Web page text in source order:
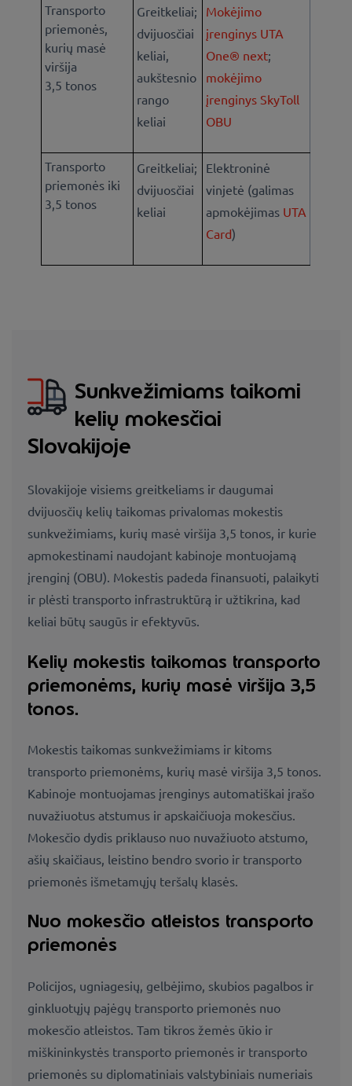
Transporto
priemonės,
kurių masė
viršija
3,5 tonos
Greitkeliai;
dvijuosčiai
keliai,
aukštesnio
rango
keliai
Mokėjimo
įrenginys UTA
One® next;
mokėjimo
įrenginys SkyToll
OBU
Transporto
priemonės iki
3,5 tonos
Greitkeliai;
dvijuosčiai
keliai
Elektroninė
vinjetė (galimas
apmokėjimas UTA
Card)
Sunkvežimiams taikomi
kelių mokesčiai
Slovakijoje
Slovakijoje visiems greitkeliams ir daugumai
dvijuosčių kelių taikomas privalomas mokestis
sunkvežimiams, kurių masė viršija 3,5 tonos, ir kurie
apmokestinami naudojant kabinoje montuojamą
įrenginį (OBU). Mokestis padeda finansuoti, palaikyti
ir plėsti transporto infrastruktūrą ir užtikrina, kad
keliai būtų saugūs ir efektyvūs.
Kelių mokestis taikomas transporto
priemonėms, kurių masė viršija 3,5
tonos.
Mokestis taikomas sunkvežimiams ir kitoms
transporto priemonėms, kurių masė viršija 3,5 tonos.
Kabinoje montuojamas įrenginys automatiškai įrašo
nuvažiuotus atstumus ir apskaičiuoja mokesčius.
Mokesčio dydis priklauso nuo nuvažiuoto atstumo,
ašių skaičiaus, leistino bendro svorio ir transporto
priemonės išmetamųjų teršalų klasės.
Nuo mokesčio atleistos transporto
priemonės
Policijos, ugniagesių, gelbėjimo, skubios pagalbos ir
ginkluotųjų pajėgų transporto priemonės nuo
mokesčio atleistos. Tam tikros žemės ūkio ir
miškininkystės transporto priemonės ir transporto
priemonės su diplomatiniais valstybiniais numeriais